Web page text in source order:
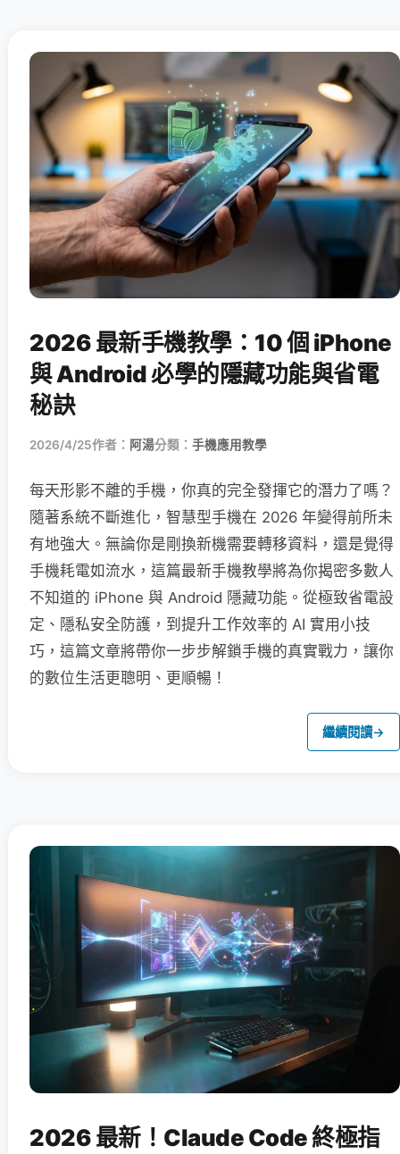
2026 最新手機教學：10 個 iPhone
與 Android 必學的隱藏功能與省電
秘訣
2026/4/25作者： 阿湯分類： 手機應用教學
每天形影不離的手機，你真的完全發揮它的潛力了嗎？
隨著系統不斷進化，智慧型手機在 2026 年變得前所未
有地強大。無論你是剛換新機需要轉移資料，還是覺得
手機耗電如流水，這篇最新手機教學將為你揭密多數人
不知道的 iPhone 與 Android 隱藏功能。從極致省電設
定、隱私安全防護，到提升工作效率的 AI 實用小技
巧，這篇文章將帶你一步步解鎖手機的真實戰力，讓你
的數位生活更聰明、更順暢！
繼續閱讀→
2026 最新！Claude Code 終極指